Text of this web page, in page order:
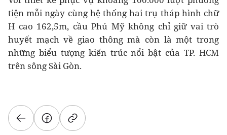
tiện mỗi ngày cùng hệ thống hai trụ tháp hình chữ
H cao 162,5m, cầu Phú Mỹ không chỉ giữ vai trò
huyết mạch về giao thông mà còn là một trong
những biểu tượng kiến trúc nổi bật của TP. HCM
trên sông Sài Gòn.